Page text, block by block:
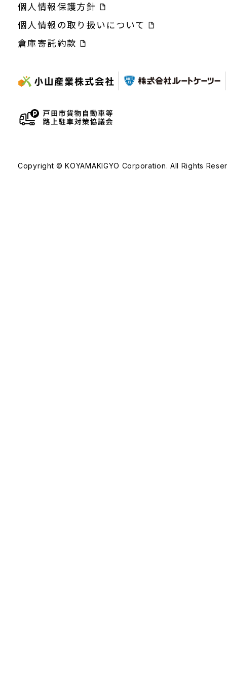
個人情報保護方針
個人情報の取り扱いについて
倉庫寄託約款
Copyright © KOYAMAKIGYO Corporation. All Rights